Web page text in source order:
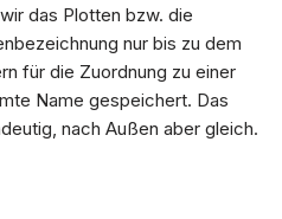
das Plotten bzw. die
nur bis zu dem
für die Zuordnung zu einer
Name gespeichert. Das
nach Außen aber gleich.